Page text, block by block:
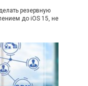
резервную
до iOS 15, не